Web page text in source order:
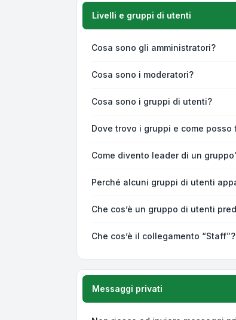
Livelli e gruppi di utenti
Cosa sono gli amministratori?
Cosa sono i moderatori?
Cosa sono i gruppi di utenti?
Dove trovo i gruppi e come
Come divento leader di un
Perché alcuni gruppi di utenti
Che cos’è un gruppo di utenti
Che cos’è il collegamento “Staff”?
Messaggi privati